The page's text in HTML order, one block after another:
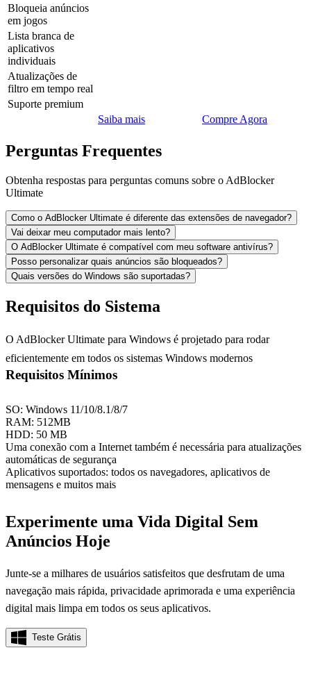
Bloqueia anúncios
em jogos
Lista branca de
aplicativos
individuais
Atualizações de
filtro em tempo real
Suporte premium
Saiba mais
Compre Agora
Perguntas Frequentes
Obtenha respostas para perguntas comuns sobre o AdBlocker
Ultimate
Como o AdBlocker Ultimate é diferente das extensões de navegador?
Vai deixar meu computador mais lento?
O AdBlocker Ultimate é compatível com meu software antivírus?
Posso personalizar quais anúncios são bloqueados?
Quais versões do Windows são suportadas?
Requisitos do Sistema
O AdBlocker Ultimate para Windows é projetado para rodar
eficientemente em todos os sistemas Windows modernos
Requisitos Mínimos
SO: Windows 11/10/8.1/8/7
RAM: 512MB
HDD: 50 MB
Uma conexão com a Internet também é necessária para atualizações
automáticas de segurança
Aplicativos suportados: todos os navegadores, aplicativos de
mensagens e muitos mais
Experimente uma Vida Digital Sem
Anúncios Hoje
Junte-se a milhares de usuários satisfeitos que desfrutam de uma
navegação mais rápida, privacidade aprimorada e uma experiência
digital mais limpa em todos os seus aplicativos.
Teste Grátis